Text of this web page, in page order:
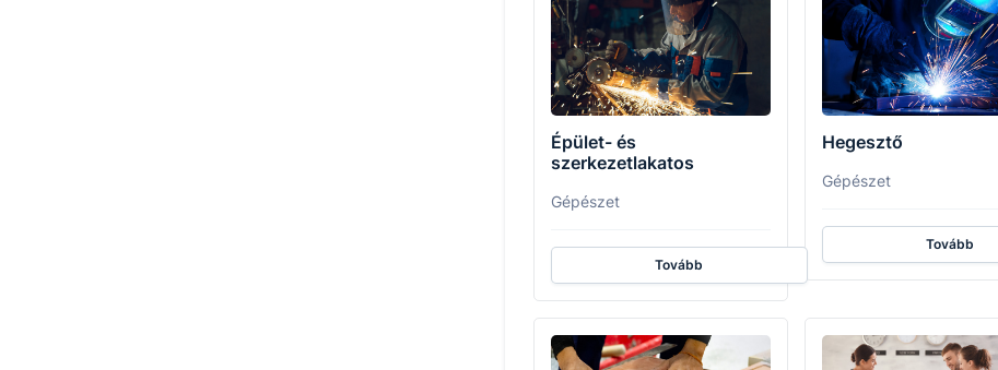
Épület- és
szerkezetlakatos
Gépészet
Tovább
Hegesztő
Gépészet
Tovább